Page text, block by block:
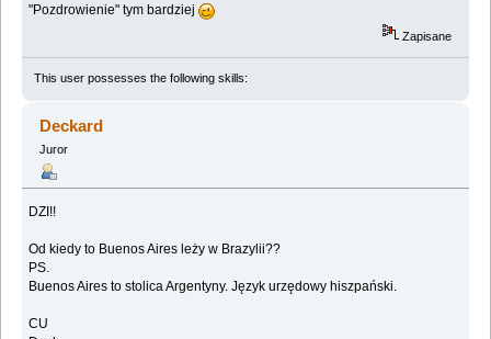
"Pozdrowienie" tym bardziej
Zapisane
This user possesses the following skills:
Deckard
Juror
DZI!!
Od kiedy to Buenos Aires leży w Brazylii??
PS.
Buenos Aires to stolica Argentyny. Język urzędowy hiszpański.
CU